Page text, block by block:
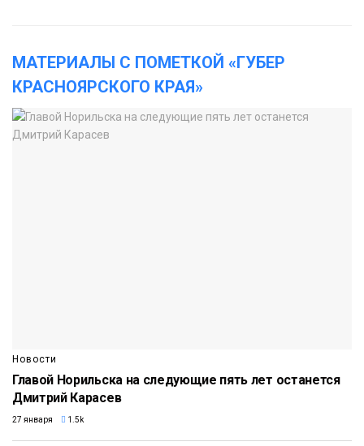
МАТЕРИАЛЫ С ПОМЕТКОЙ «ГУБЕР
КРАСНОЯРСКОГО КРАЯ»
Новости
Главой Норильска на следующие пять лет останется
Дмитрий Карасев
27 января 1.5k